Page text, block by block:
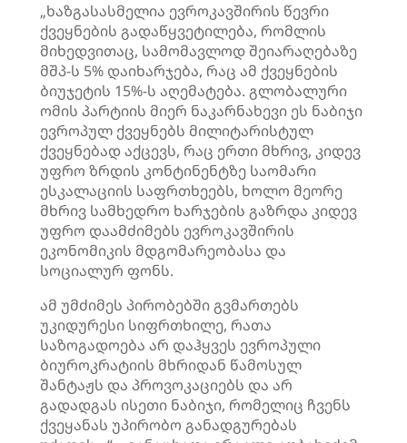
„ხაზგასასმელია ევროკავშირის წევრი
ქვეყნების გადაწყვეტილება, რომლის
მიხედვითაც, სამომავლოდ შეიარაღებაზე
მშპ-ს 5% დაიხარჯება, რაც ამ ქვეყნების
ბიუჯეტის 15%-ს აღემატება. გლობალური
ომის პარტიის მიერ ნაკარნახევი ეს ნაბიჯი
ევროპულ ქვეყნებს მილიტარისტულ
ქვეყნებად აქცევს, რაც ერთი მხრივ, კიდევ
უფრო ზრდის კონტინენტზე საომარი
ესკალაციის საფრთხეებს, ხოლო მეორე
მხრივ სამხედრო ხარჯების გაზრდა კიდევ
უფრო დაამძიმებს ევროკავშირის
ეკონომიკის მდგომარეობასა და
სოციალურ ფონს.
ამ უმძიმეს პირობებში გვმართებს
უკიდურესი სიფრთხილე, რათა
საზოგადოება არ დაჰყვეს ევროპული
ბიუროკრატიის მხრიდან წამოსულ
შანტაჟს და პროვოკაციებს და არ
გადადგას ისეთი ნაბიჯი, რომელიც ჩვენს
ქვეყანას უპირობო განადგურებას